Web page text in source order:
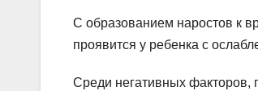
С образованием наростов к
проявится у ребенка с
Среди негативных факторов,